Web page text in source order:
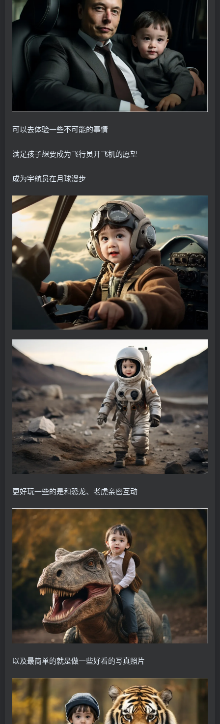
可以去体验一些不可能的事情
满足孩子想要成为飞行员开飞机的愿望
成为宇航员在月球漫步
更好玩一些的是和恐龙、老虎亲密互动
以及最简单的就是做一些好看的写真照片